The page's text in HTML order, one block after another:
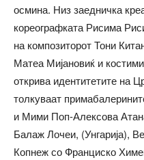
осмина. Низ заедничка
кореографката Рисима
на композиторот Тони
Матеа Мијановиќ и
открива идентитетите на
толкуваат
и Мими Поп-Алексова
Балаж Лочеи, (Унгарија),
Копнеж со Франциско